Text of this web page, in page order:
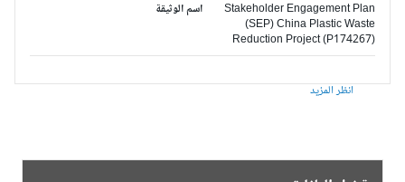
اسم الوثيقة
Stakeholder Engagement Plan
(SEP) China Plastic Waste
Reduction Project (P174267)
انظر المزيد